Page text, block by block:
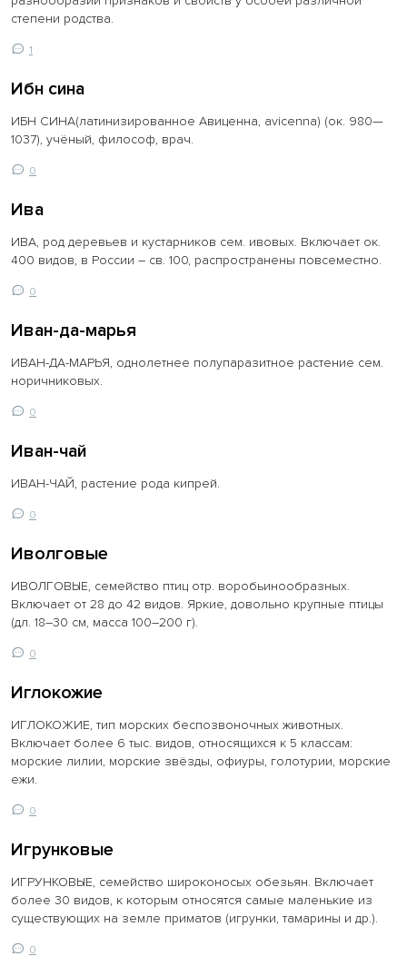
степени родства.
1
Ибн сина
ИБН СИНА(латинизированное Авиценна, avicenna) (ок. 980—
1037), учёный, философ, врач.
0
Ива
ИВА, род деревьев и кустарников сем. ивовых. Включает ок.
400 видов, в России – св. 100, распространены повсеместно.
0
Иван-да-марья
ИВАН-ДА-МАРЬЯ, однолетнее полупаразитное растение сем.
норичниковых.
0
Иван-чай
ИВАН-ЧАЙ, растение рода кипрей.
0
Иволговые
ИВОЛГОВЫЕ, семейство птиц отр. воробьинообразных.
Включает от 28 до 42 видов. Яркие, довольно крупные птицы
(дл. 18–30 см, масса 100–200 г).
0
Иглокожие
ИГЛОКОЖИЕ, тип морских беспозвоночных животных.
Включает более 6 тыс. видов, относящихся к 5 классам:
морские лилии, морские звёзды, офиуры, голотурии, морские
ежи.
0
Игрунковые
ИГРУНКОВЫЕ, семейство широконосых обезьян. Включает
более 30 видов, к которым относятся самые маленькие из
существующих на земле приматов (игрунки, тамарины и др.).
0